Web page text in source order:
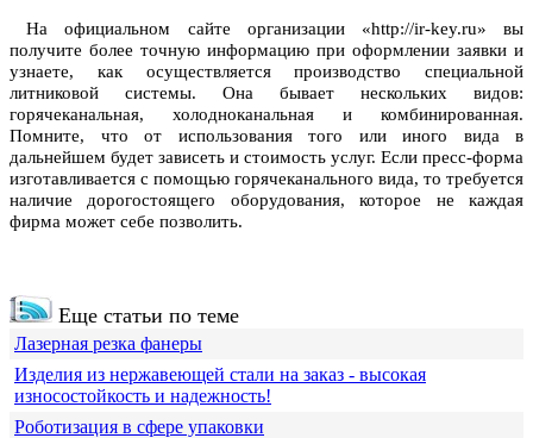
На официальном сайте организации «http://ir-key.ru» вы
получите более точную информацию при оформлении заявки и
узнаете, как осуществляется производство специальной
литниковой системы. Она бывает нескольких видов:
горячеканальная, холодноканальная и комбинированная.
Помните, что от использования того или иного вида в
дальнейшем будет зависеть и стоимость услуг. Если пресс-форма
изготавливается с помощью горячеканального вида, то требуется
наличие дорогостоящего оборудования, которое не каждая
фирма может себе позволить.
Еще статьи по теме
Лазерная резка фанеры
Изделия из нержавеющей стали на заказ - высокая
износостойкость и надежность!
Роботизация в сфере упаковки